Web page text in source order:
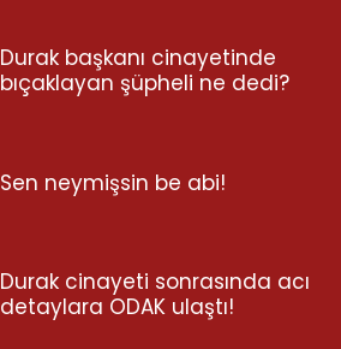
Durak başkanı cinayetinde
bıçaklayan şüpheli ne dedi?
Sen neymişsin be abi!
Durak cinayeti sonrasında acı
detaylara ODAK ulaştı!